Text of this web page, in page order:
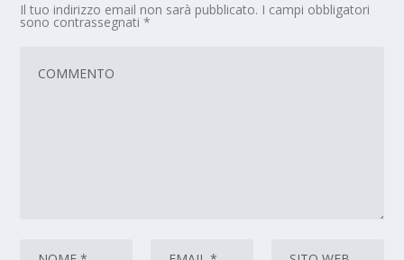
Il tuo indirizzo email non sarà pubblicato. I campi obbligatori
sono contrassegnati*